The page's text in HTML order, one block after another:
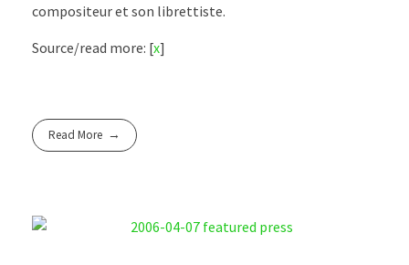
compositeur et son librettiste.
Source/read more: [x]
Read More